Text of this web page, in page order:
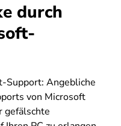
durch
Support: Angebliche
von Microsoft
gefälschte